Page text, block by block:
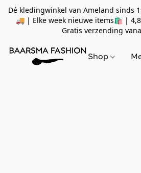
Dé kledingwinkel van Ameland sinds
🚚 | Elke week nieuwe items🛍 |
Gratis verzending
Shop